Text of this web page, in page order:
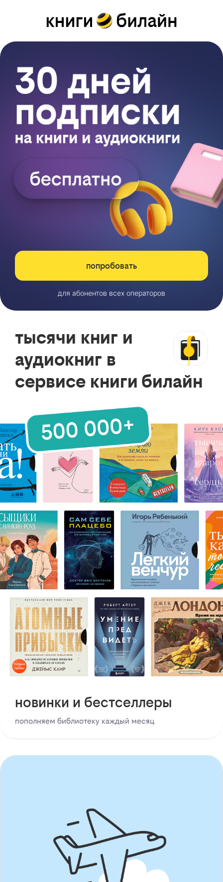
попробовать
для абонентов всех операторов
тысячи книг и
аудиокниг в
сервисе книги билайн
новинки и бестселлеры
пополняем библиотеку каждый месяц